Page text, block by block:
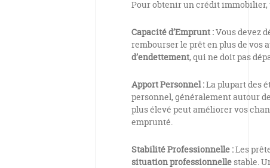
Pour obtenir un crédit
Capacité d’Emprunt :Vous devez
rembourser le prêt en plus de vos
d’endettement, qui ne doit pas
Apport Personnel :La plupart des
personnel, généralement autour de
plus élevé peut améliorer vos
emprunté.
Stabilité Professionnelle :Les
situation professionnelle stable.